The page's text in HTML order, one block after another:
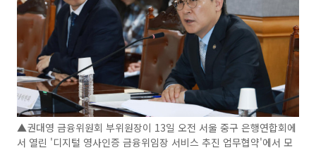
▲권대영 금융위원회 부위원장이 13일 오전 서울 중구 은행연합회에
서 열린 '디지털 영사인증 금융위임장 서비스 추진 업무협약'에서 모